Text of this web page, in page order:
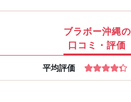
ブラボー沖縄の
口コミ・評価
平均評価